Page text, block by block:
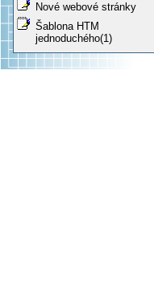
Nové webové stránky
Šablona HTM
jednoduchého(1)